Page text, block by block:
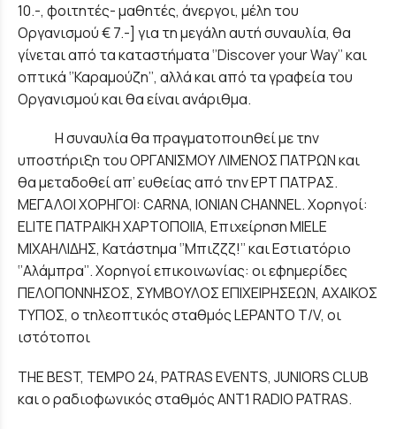
10.-, φοιτητές- μαθητές, άνεργοι, μέλη του
Οργανισμού € 7.-] για τη μεγάλη αυτή συναυλία, θα
γίνεται από τα καταστήματα ‘’Discover your Way’’ και
οπτικά ‘’Καραμούζη’’, αλλά και από τα γραφεία του
Οργανισμού και θα είναι ανάριθμα.
Η συναυλία θα πραγματοποιηθεί με την
υποστήριξη του ΟΡΓΑΝΙΣΜΟΥ ΛΙΜΕΝΟΣ ΠΑΤΡΩΝ και
θα μεταδοθεί απ’ ευθείας από την ΕΡΤ ΠΑΤΡΑΣ.
ΜΕΓΑΛΟΙ ΧΟΡΗΓΟΙ: CARNA, IONIAN CHANNEL. Χορηγοί:
ELITE ΠΑΤΡΑΙΚΗ ΧΑΡΤΟΠΟΙΙΑ, Επιχείρηση ΜΙΕLE
ΜΙΧΑΗΛΙΔΗΣ, Κατάστημα ‘’Mπιζζζ!’’ και Εστιατόριο
‘’Αλάμπρα’’. Χορηγοί επικοινωνίας: οι εφημερίδες
ΠΕΛΟΠΟΝΝΗΣΟΣ, ΣΥΜΒΟΥΛΟΣ ΕΠΙΧΕΙΡΗΣΕΩΝ, ΑΧΑΙΚΟΣ
ΤΥΠΟΣ, ο τηλεοπτικός σταθμός LEPANTO T/V, οι
ιστότοποι
ΤΗΕ BEST, TEMPO 24, PATRAS EVENTS, JUNIORS CLUB
και ο ραδιοφωνικός σταθμός ΑΝΤ1 RADIO PATRAS.